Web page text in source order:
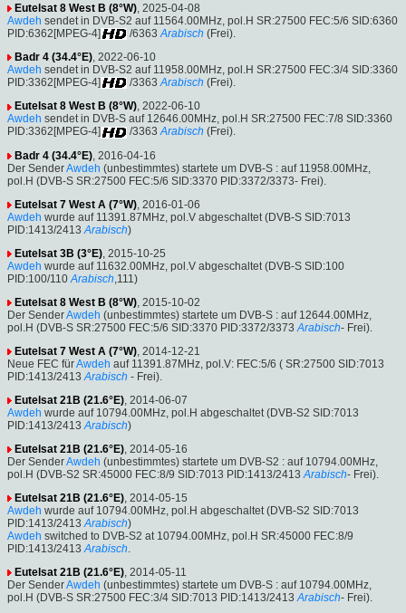
Eutelsat 8 West B (8°W) , 2025-04-08
Awdeh sendet in DVB-S2 auf 11564.00MHz, pol.H SR:27500 FEC:5/6 SID:6360
PID:6362[MPEG-4]
/6363 Arabisch (Frei).
Badr 4 (34.4°E), 2022-06-10
Awdeh sendet in DVB-S2 auf 11958.00MHz, pol.H SR:27500 FEC:3/4 SID:3360
PID:3362[MPEG-4]
/3363 Arabisch (Frei).
Eutelsat 8 West B (8°W), 2022-06-10
Awdeh sendet in DVB-S auf 12646.00MHz, pol.H SR:27500 FEC:7/8 SID:3360
PID:3362[MPEG-4]
/3363 Arabisch (Frei).
Badr 4 (34.4°E) , 2016-04-16
Der SenderAwdeh (unbestimmtes) startete um DVB-S : auf 11958.00MHz,
pol.H (DVB-S SR:27500 FEC:5/6 SID:3370 PID:3372/3373- Frei).
Eutelsat 7 West A (7°W) , 2016-01-06
Awdeh wurde auf 11391.87MHz, pol.V abgeschaltet (DVB-S SID:7013
PID:1413/2413 Arabisch)
Eutelsat 3B (3°E) , 2015-10-25
Awdeh wurde auf 11632.00MHz, pol.V abgeschaltet (DVB-S SID:100
PID:100/110 Arabisch ,111)
Eutelsat 8 West B (8°W) , 2015-10-02
Der SenderAwdeh (unbestimmtes) startete um DVB-S : auf 12644.00MHz,
pol.H (DVB-S SR:27500 FEC:5/6 SID:3370 PID:3372/3373 Arabisch- Frei).
Eutelsat 7 West A (7°W) , 2014-12-21
Neue FEC fürAwdeh auf 11391.87MHz, pol.V: FEC:5/6 ( SR:27500 SID:7013
PID:1413/2413 Arabisch - Frei).
Eutelsat 21B (21.6°E) , 2014-06-07
Awdeh wurde auf 10794.00MHz, pol.H abgeschaltet (DVB-S2 SID:7013
PID:1413/2413 Arabisch)
Eutelsat 21B (21.6°E) , 2014-05-16
Der SenderAwdeh (unbestimmtes) startete um DVB-S2 : auf 10794.00MHz,
pol.H (DVB-S2 SR:45000 FEC:8/9 SID:7013 PID:1413/2413 Arabisch- Frei).
Eutelsat 21B (21.6°E) , 2014-05-15
Awdeh wurde auf 10794.00MHz, pol.H abgeschaltet (DVB-S2 SID:7013
PID:1413/2413 Arabisch)
Awdeh switched to DVB-S2 at 10794.00MHz, pol.H SR:45000 FEC:8/9
PID:1413/2413 Arabisch
Eutelsat 21B (21.6°E) , 2014-05-11
Der SenderAwdeh (unbestimmtes) startete um DVB-S : auf 10794.00MHz,
pol.H (DVB-S SR:27500 FEC:3/4 SID:7013 PID:1413/2413 Arabisch- Frei).